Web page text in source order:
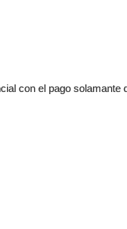
con el pago solamante